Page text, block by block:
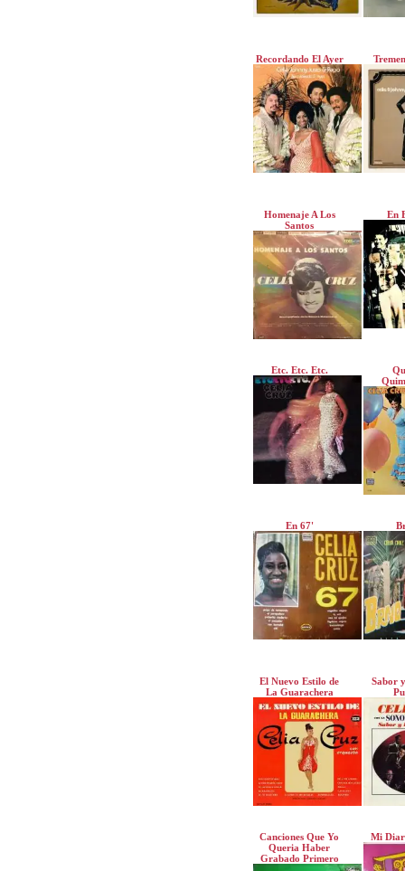
Recordando El Ayer
Homenaje A Los
Santos
En
Etc. Etc. Etc.
En 67'
El Nuevo Estilo de
La Guarachera
Sabor
Canciones Que Yo
Queria Haber
Grabado Primero
Mi